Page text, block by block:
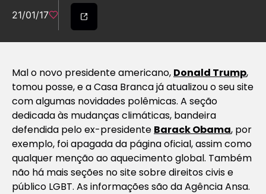
21/01/17
Mal o novo presidente americano, Donald Trump,
tomou posse, e a Casa Branca já atualizou o seu site
com algumas novidades polêmicas. A seção
dedicada às mudanças climáticas, bandeira
defendida pelo ex-presidente Barack Obama, por
exemplo, foi apagada da página oficial, assim como
qualquer menção ao aquecimento global. Também
não há mais seções no site sobre direitos civis e
público LGBT. As informações são da Agência Ansa.